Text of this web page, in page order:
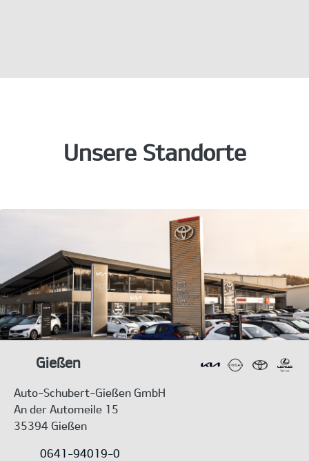
Unsere Standorte
Gießen
Auto-Schubert-Gießen GmbH
An der Automeile 15
35394 Gießen
0641-94019-0